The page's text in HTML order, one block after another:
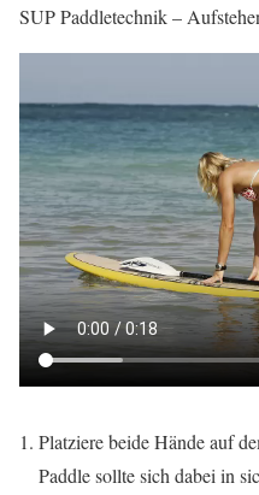
SUP Paddletechnik –
Platziere beide Hände auf
Paddle sollte sich dabei in